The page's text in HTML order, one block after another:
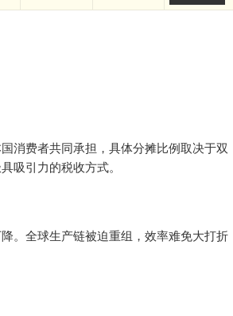
消费者共同承担，具体分摊比例取决于双
吸引力的税收方式。
。全球生产链被迫重组，效率难免大打折